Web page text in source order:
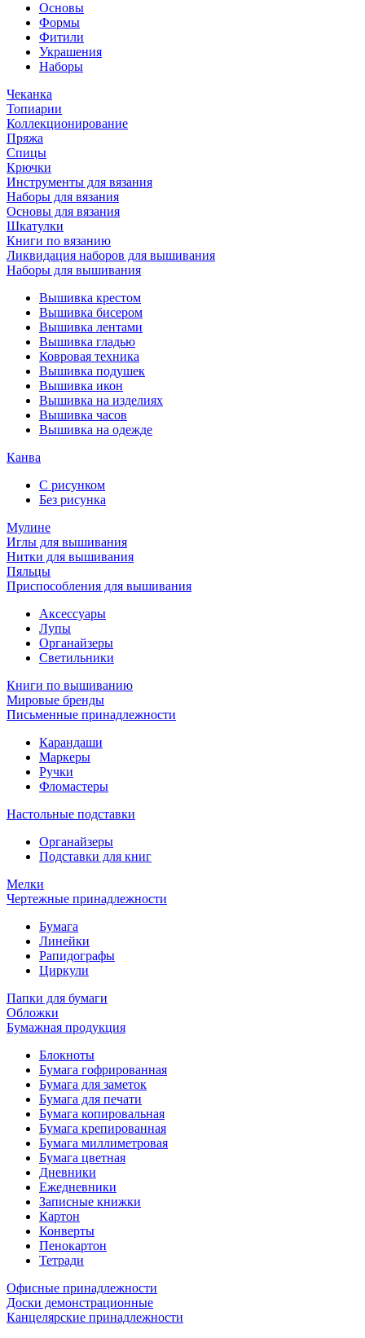
Основы
Формы
Фитили
Украшения
Наборы
Чеканка
Топиарии
Коллекционирование
Пряжа
Спицы
Крючки
Инструменты для вязания
Наборы для вязания
Основы для вязания
Шкатулки
Книги по вязанию
Ликвидация наборов для вышивания
Наборы для вышивания
Вышивка крестом
Вышивка бисером
Вышивка лентами
Вышивка гладью
Ковровая техника
Вышивка подушек
Вышивка икон
Вышивка на изделиях
Вышивка часов
Вышивка на одежде
Канва
С рисунком
Без рисунка
Мулине
Иглы для вышивания
Нитки для вышивания
Пяльцы
Приспособления для вышивания
Аксессуары
Лупы
Органайзеры
Светильники
Книги по вышиванию
Мировые бренды
Письменные принадлежности
Карандаши
Маркеры
Ручки
Фломастеры
Настольные подставки
Органайзеры
Подставки для книг
Мелки
Чертежные принадлежности
Бумага
Линейки
Рапидографы
Циркули
Папки для бумаги
Обложки
Бумажная продукция
Блокноты
Бумага гофрированная
Бумага для заметок
Бумага для печати
Бумага копировальная
Бумага крепированная
Бумага миллиметровая
Бумага цветная
Дневники
Ежедневники
Записные книжки
Картон
Конверты
Пенокартон
Тетради
Офисные принадлежности
Доски демонстрационные
Канцелярские принадлежности